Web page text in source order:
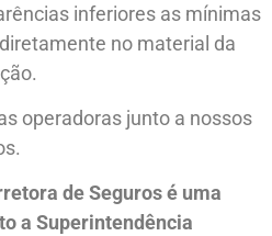
inferiores as mínimas
no material da
operadoras junto a nossos
de Seguros é uma
a Superintendência